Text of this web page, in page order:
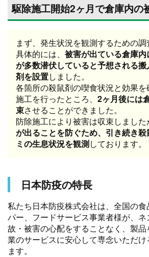
駆除施工開始2ヶ月で倉庫内の
まず、発生状況を観測するための調
具体的には、 被害が出ている倉庫内
が多数潜伏していると予想される
剤を設置しました。
各箇所の殺鼠剤の喫食状況と効果
施工を行ったところ、 2ヶ月後には
束させることができました。
防除施工により被害は収束しました
が出ることを防ぐため、引き続き
ミの生息状況を観測しております。
日本防疫の特長
私たち日本防疫株式会社は、全国の
パー、フードサービス事業者様が、
故・被害の心配をすることなく、製
業のサービスに安心して専念いただ
ます。